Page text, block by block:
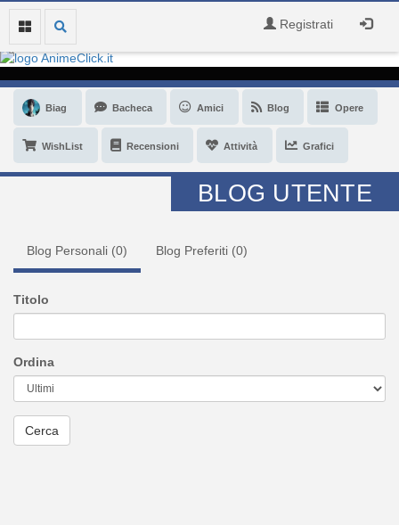
Registrati
Biag Bacheca Amici Blog Opere
WishList Recensioni Attività Grafici
BLOG UTENTE
Blog Personali (0) Blog Preferiti (0)
Titolo
Ordina